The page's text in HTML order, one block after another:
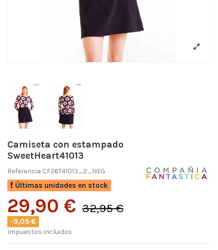
Camiseta con estampado
SweetHeart41013
Referencia CF26T41013_2_NEG
Últimas unidades en stock
29,90 € 32,95 €
-3,05 €
Impuestos incluidos